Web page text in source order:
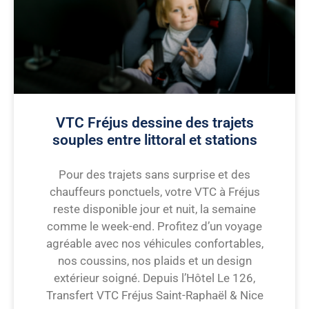
VTC Fréjus dessine des trajets
souples entre littoral et stations
Pour des trajets sans surprise et des
chauffeurs ponctuels, votre VTC à Fréjus
reste disponible jour et nuit, la semaine
comme le week-end. Profitez d’un voyage
agréable avec nos véhicules confortables,
nos coussins, nos plaids et un design
extérieur soigné. Depuis l’Hôtel Le 126,
Transfert VTC Fréjus Saint-Raphaël & Nice